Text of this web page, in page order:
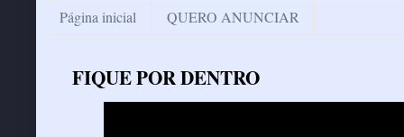
Página inicial QUERO ANUNCIAR
FIQUE POR DENTRO